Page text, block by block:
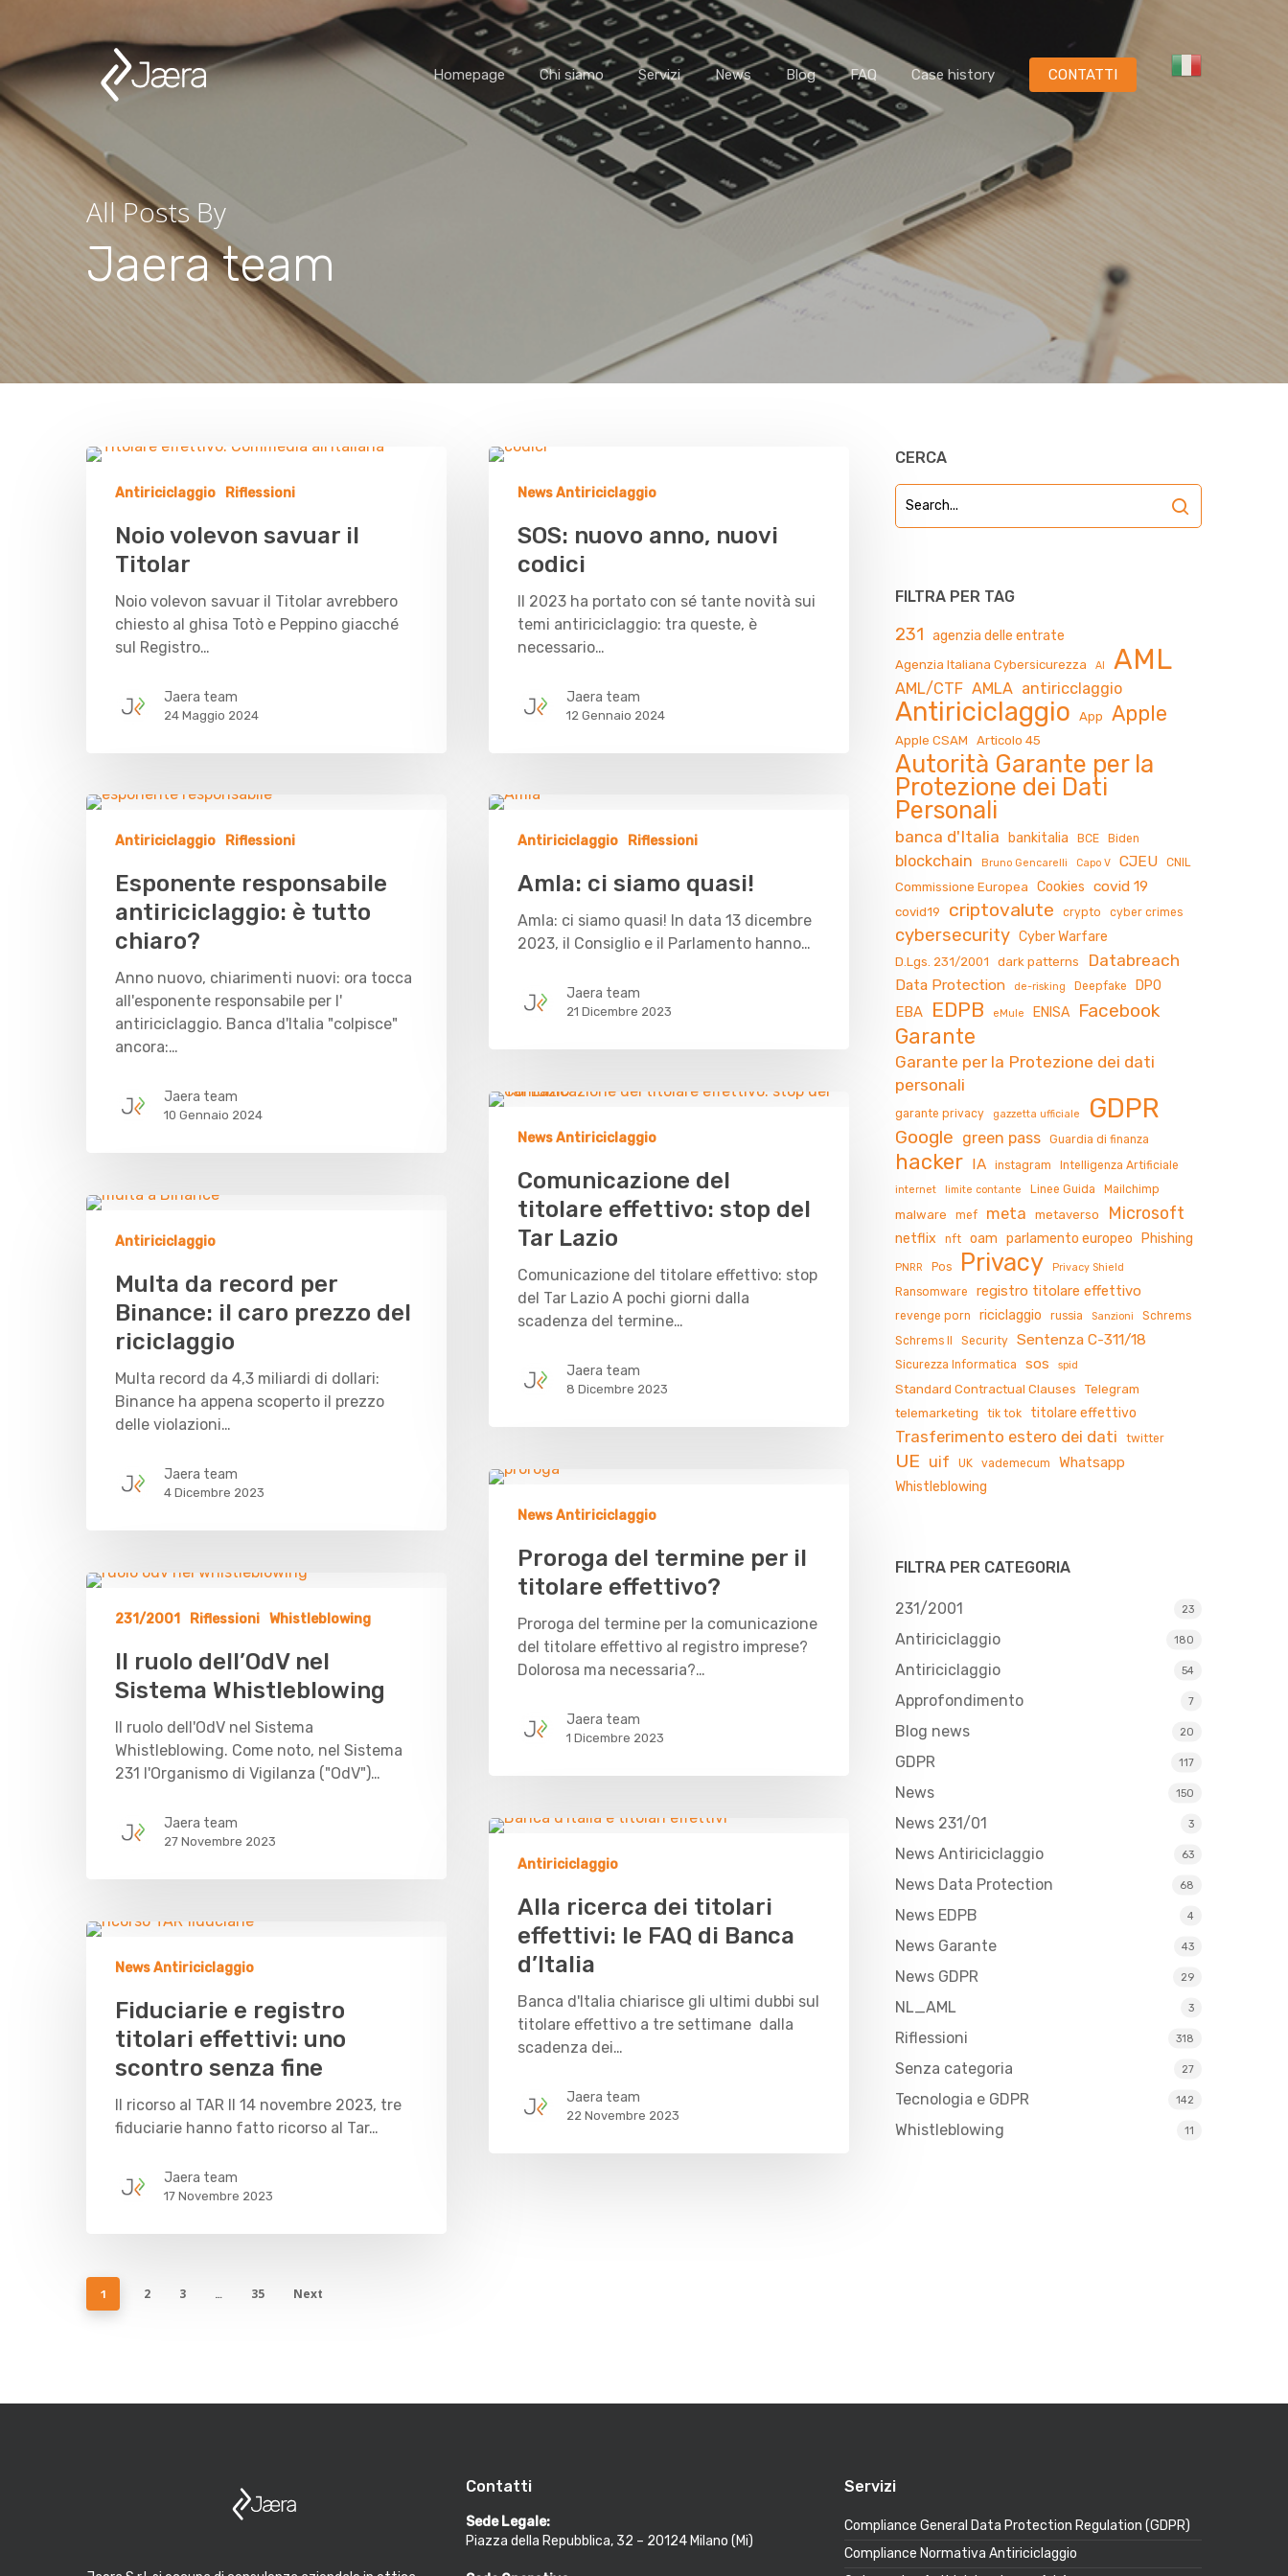
Homepage Chi siamo Servizi News Blog FAQ Case history CONTATTI
All Posts By
Jaera team
Antiriciclaggio Riflessioni
Noio volevon savuar il
Titolar
Noio volevon savuar il Titolar avrebbero
chiesto al ghisa Totò e Peppino giacché
sul Registro…
Jaera team
24 Maggio 2024
News Antiriciclaggio
SOS: nuovo anno, nuovi
codici
Il 2023 ha portato con sé tante novità sui
temi antiriciclaggio: tra queste, è
necessario…
Jaera team
12 Gennaio 2024
Antiriciclaggio Riflessioni
Esponente responsabile
antiriciclaggio: è tutto
chiaro?
Anno nuovo, chiarimenti nuovi: ora tocca
all'esponente responsabile per l'
antiriciclaggio. Banca d'Italia "colpisce"
ancora:…
Jaera team
10 Gennaio 2024
Antiriciclaggio Riflessioni
Amla: ci siamo quasi!
Amla: ci siamo quasi! In data 13 dicembre
2023, il Consiglio e il Parlamento hanno…
Jaera team
21 Dicembre 2023
News Antiriciclaggio
Comunicazione del
titolare effettivo: stop del
Tar Lazio
Comunicazione del titolare effettivo: stop
del Tar Lazio A pochi giorni dalla
scadenza del termine…
Jaera team
8 Dicembre 2023
Antiriciclaggio
Multa da record per
Binance: il caro prezzo del
riciclaggio
Multa record da 4,3 miliardi di dollari:
Binance ha appena scoperto il prezzo
delle violazioni…
Jaera team
4 Dicembre 2023
News Antiriciclaggio
Proroga del termine per il
titolare effettivo?
Proroga del termine per la comunicazione
del titolare effettivo al registro imprese?
Dolorosa ma necessaria?…
Jaera team
1 Dicembre 2023
231/2001 Riflessioni Whistleblowing
Il ruolo dell’OdV nel
Sistema Whistleblowing
Il ruolo dell'OdV nel Sistema
Whistleblowing. Come noto, nel Sistema
231 l'Organismo di Vigilanza ("OdV")…
Jaera team
27 Novembre 2023
Antiriciclaggio
Alla ricerca dei titolari
effettivi: le FAQ di Banca
d’Italia
Banca d'Italia chiarisce gli ultimi dubbi sul
titolare effettivo a tre settimane dalla
scadenza dei…
Jaera team
22 Novembre 2023
News Antiriciclaggio
Fiduciarie e registro
titolari effettivi: uno
scontro senza fine
Il ricorso al TAR Il 14 novembre 2023, tre
fiduciarie hanno fatto ricorso al Tar…
Jaera team
17 Novembre 2023
1 2 3 … 35 Next
CERCA
FILTRA PER TAG
231 agenzia delle entrate
Agenzia Italiana Cybersicurezza AI AML
AML/CTF AMLA antiricclaggio
Antiriciclaggio App Apple
Apple CSAM Articolo 45
Autorità Garante per la
Protezione dei Dati
Personali
banca d'Italia bankitalia BCE Biden
blockchain Bruno Gencarelli Capo V CJEU CNIL
Commissione Europea Cookies covid 19
covid19 criptovalute crypto cyber crimes
cybersecurity Cyber Warfare
D.Lgs. 231/2001 dark patterns Databreach
Data Protection de-risking Deepfake DPO
EBA EDPB eMule ENISA Facebook
Garante
Garante per la Protezione dei dati
personali
garante privacy gazzetta ufficiale GDPR
Google green pass Guardia di finanza
hacker IA instagram Intelligenza Artificiale
internet limite contante Linee Guida Mailchimp
malware mef meta metaverso Microsoft
netflix nft oam parlamento europeo Phishing
PNRR Pos Privacy Privacy Shield
Ransomware registro titolare effettivo
revenge porn riciclaggio russia Sanzioni
Schrems
Schrems II
Security Sentenza C-311/18
Sicurezza Informatica sos spid
Standard Contractual Clauses
Telegram
telemarketing
tik tok titolare effettivo
Trasferimento estero dei dati twitter
UE uif UK vademecum Whatsapp
Whistleblowing
FILTRA PER CATEGORIA
231/2001 23
Antiriciclaggio 180
Antiriciclaggio 54
Approfondimento 7
Blog news 20
GDPR 117
News 150
News 231/01 3
News Antiriciclaggio 63
News Data Protection 68
News EDPB 4
News Garante 43
News GDPR 29
NL_AML 3
Riflessioni 318
Senza categoria 27
Tecnologia e GDPR 142
Whistleblowing 11
Contatti
Sede Legale:
Piazza della Repubblica, 32 – 20124 Milano (Mi)
Servizi
Compliance General Data Protection Regulation (GDPR)
Compliance Normativa Antiriciclaggio